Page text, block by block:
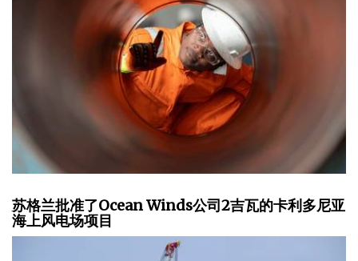
苏格兰批准了Ocean Winds公司2吉瓦的卡利多尼亚
海上风电场项目